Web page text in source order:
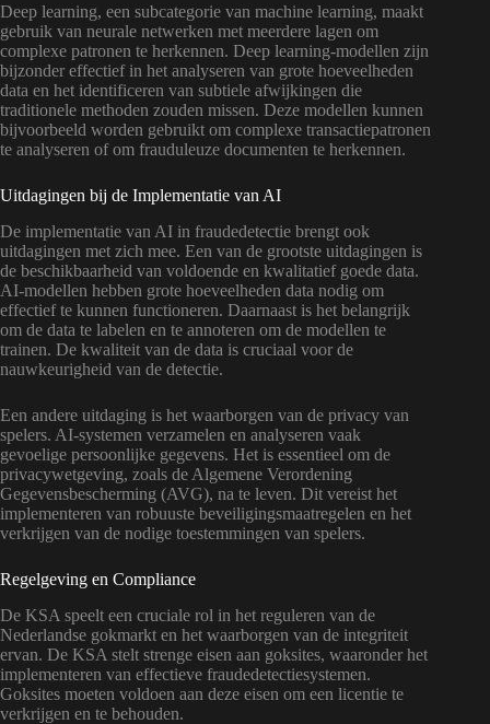
Deep learning, een subcategorie van machine learning, maakt
gebruik van neurale netwerken met meerdere lagen om
complexe patronen te herkennen. Deep learning-modellen zijn
bijzonder effectief in het analyseren van grote hoeveelheden
data en het identificeren van subtiele afwijkingen die
traditionele methoden zouden missen. Deze modellen kunnen
bijvoorbeeld worden gebruikt om complexe transactiepatronen
te analyseren of om frauduleuze documenten te herkennen.
Uitdagingen bij de Implementatie van AI
De implementatie van AI in fraudedetectie brengt ook
uitdagingen met zich mee. Een van de grootste uitdagingen is
de beschikbaarheid van voldoende en kwalitatief goede data.
AI-modellen hebben grote hoeveelheden data nodig om
effectief te kunnen functioneren. Daarnaast is het belangrijk
om de data te labelen en te annoteren om de modellen te
trainen. De kwaliteit van de data is cruciaal voor de
nauwkeurigheid van de detectie.
Een andere uitdaging is het waarborgen van de privacy van
spelers. AI-systemen verzamelen en analyseren vaak
gevoelige persoonlijke gegevens. Het is essentieel om de
privacywetgeving, zoals de Algemene Verordening
Gegevensbescherming (AVG), na te leven. Dit vereist het
implementeren van robuuste beveiligingsmaatregelen en het
verkrijgen van de nodige toestemmingen van spelers.
Regelgeving en Compliance
De KSA speelt een cruciale rol in het reguleren van de
Nederlandse gokmarkt en het waarborgen van de integriteit
ervan. De KSA stelt strenge eisen aan goksites, waaronder het
implementeren van effectieve fraudedetectiesystemen.
Goksites moeten voldoen aan deze eisen om een licentie te
verkrijgen en te behouden.